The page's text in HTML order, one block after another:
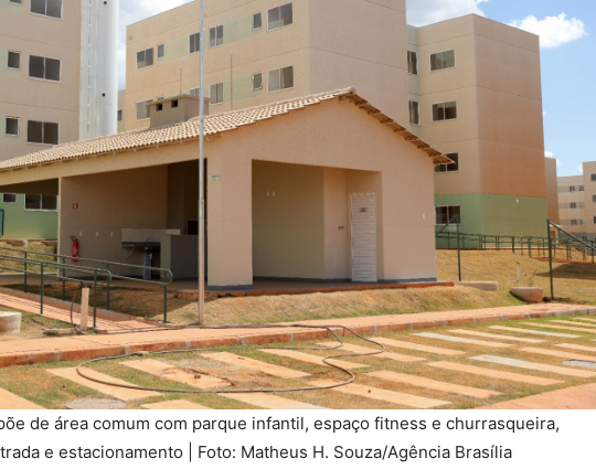
de área comum com parque infantil, espaço fitness e churrasqueira,
e estacionamento | Foto: Matheus H. Souza/Agência Brasília